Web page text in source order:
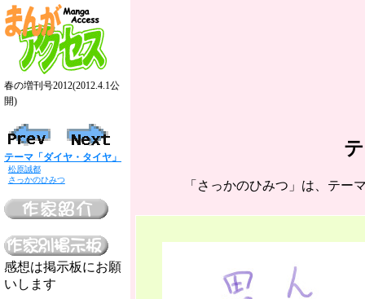
春の増刊号2012(2012.4.1公
開)
テーマ「ダイヤ・タイヤ」
松原誠都
さっかのひみつ
感想は掲示板にお願
いします
「さっかのひみつ」は、テー